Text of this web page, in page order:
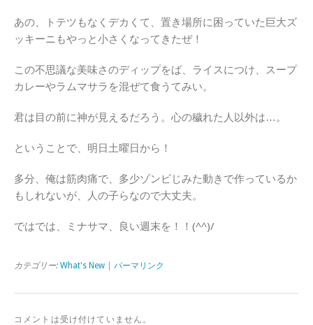
あの、トテツもなくデカくて、置き場所に困っていた巨大ズ
ッキーニもやっと小さくなってきたぜ！
この不思議な美味さのディップをば、ライスにつけ、スープ
カレーやラムマサラを混ぜて食うてみい。
君は目の前に神が見えるだろう。心の穢れた人以外は…。
ということで、明日土曜日から！
多分、俺は筋肉痛で、多少ゾンビじみた動きで作っているか
もしれないが、人の子らなので大丈夫。
ではでは、ミナサマ、良い週末を！！(^^)/
カテゴリー: What's New パーマリンク
コメントは受け付けていません。